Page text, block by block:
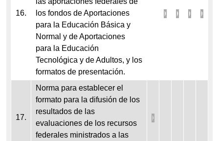
16.
los fondos de Aportaciones
para la Educación Básica y
Normal y de Aportaciones
para la Educación
Tecnológica y de Adultos, y los
formatos de presentación.
17.
Norma para establecer el
formato para la difusión de los
resultados de las
evaluaciones de los recursos
federales ministrados a las